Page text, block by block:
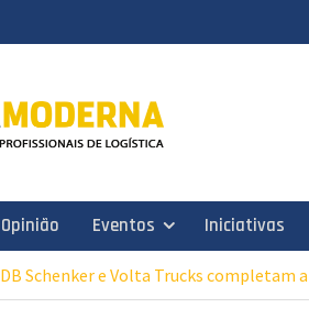
Opinião Eventos Iniciativas
DB Schenker e Volta Trucks